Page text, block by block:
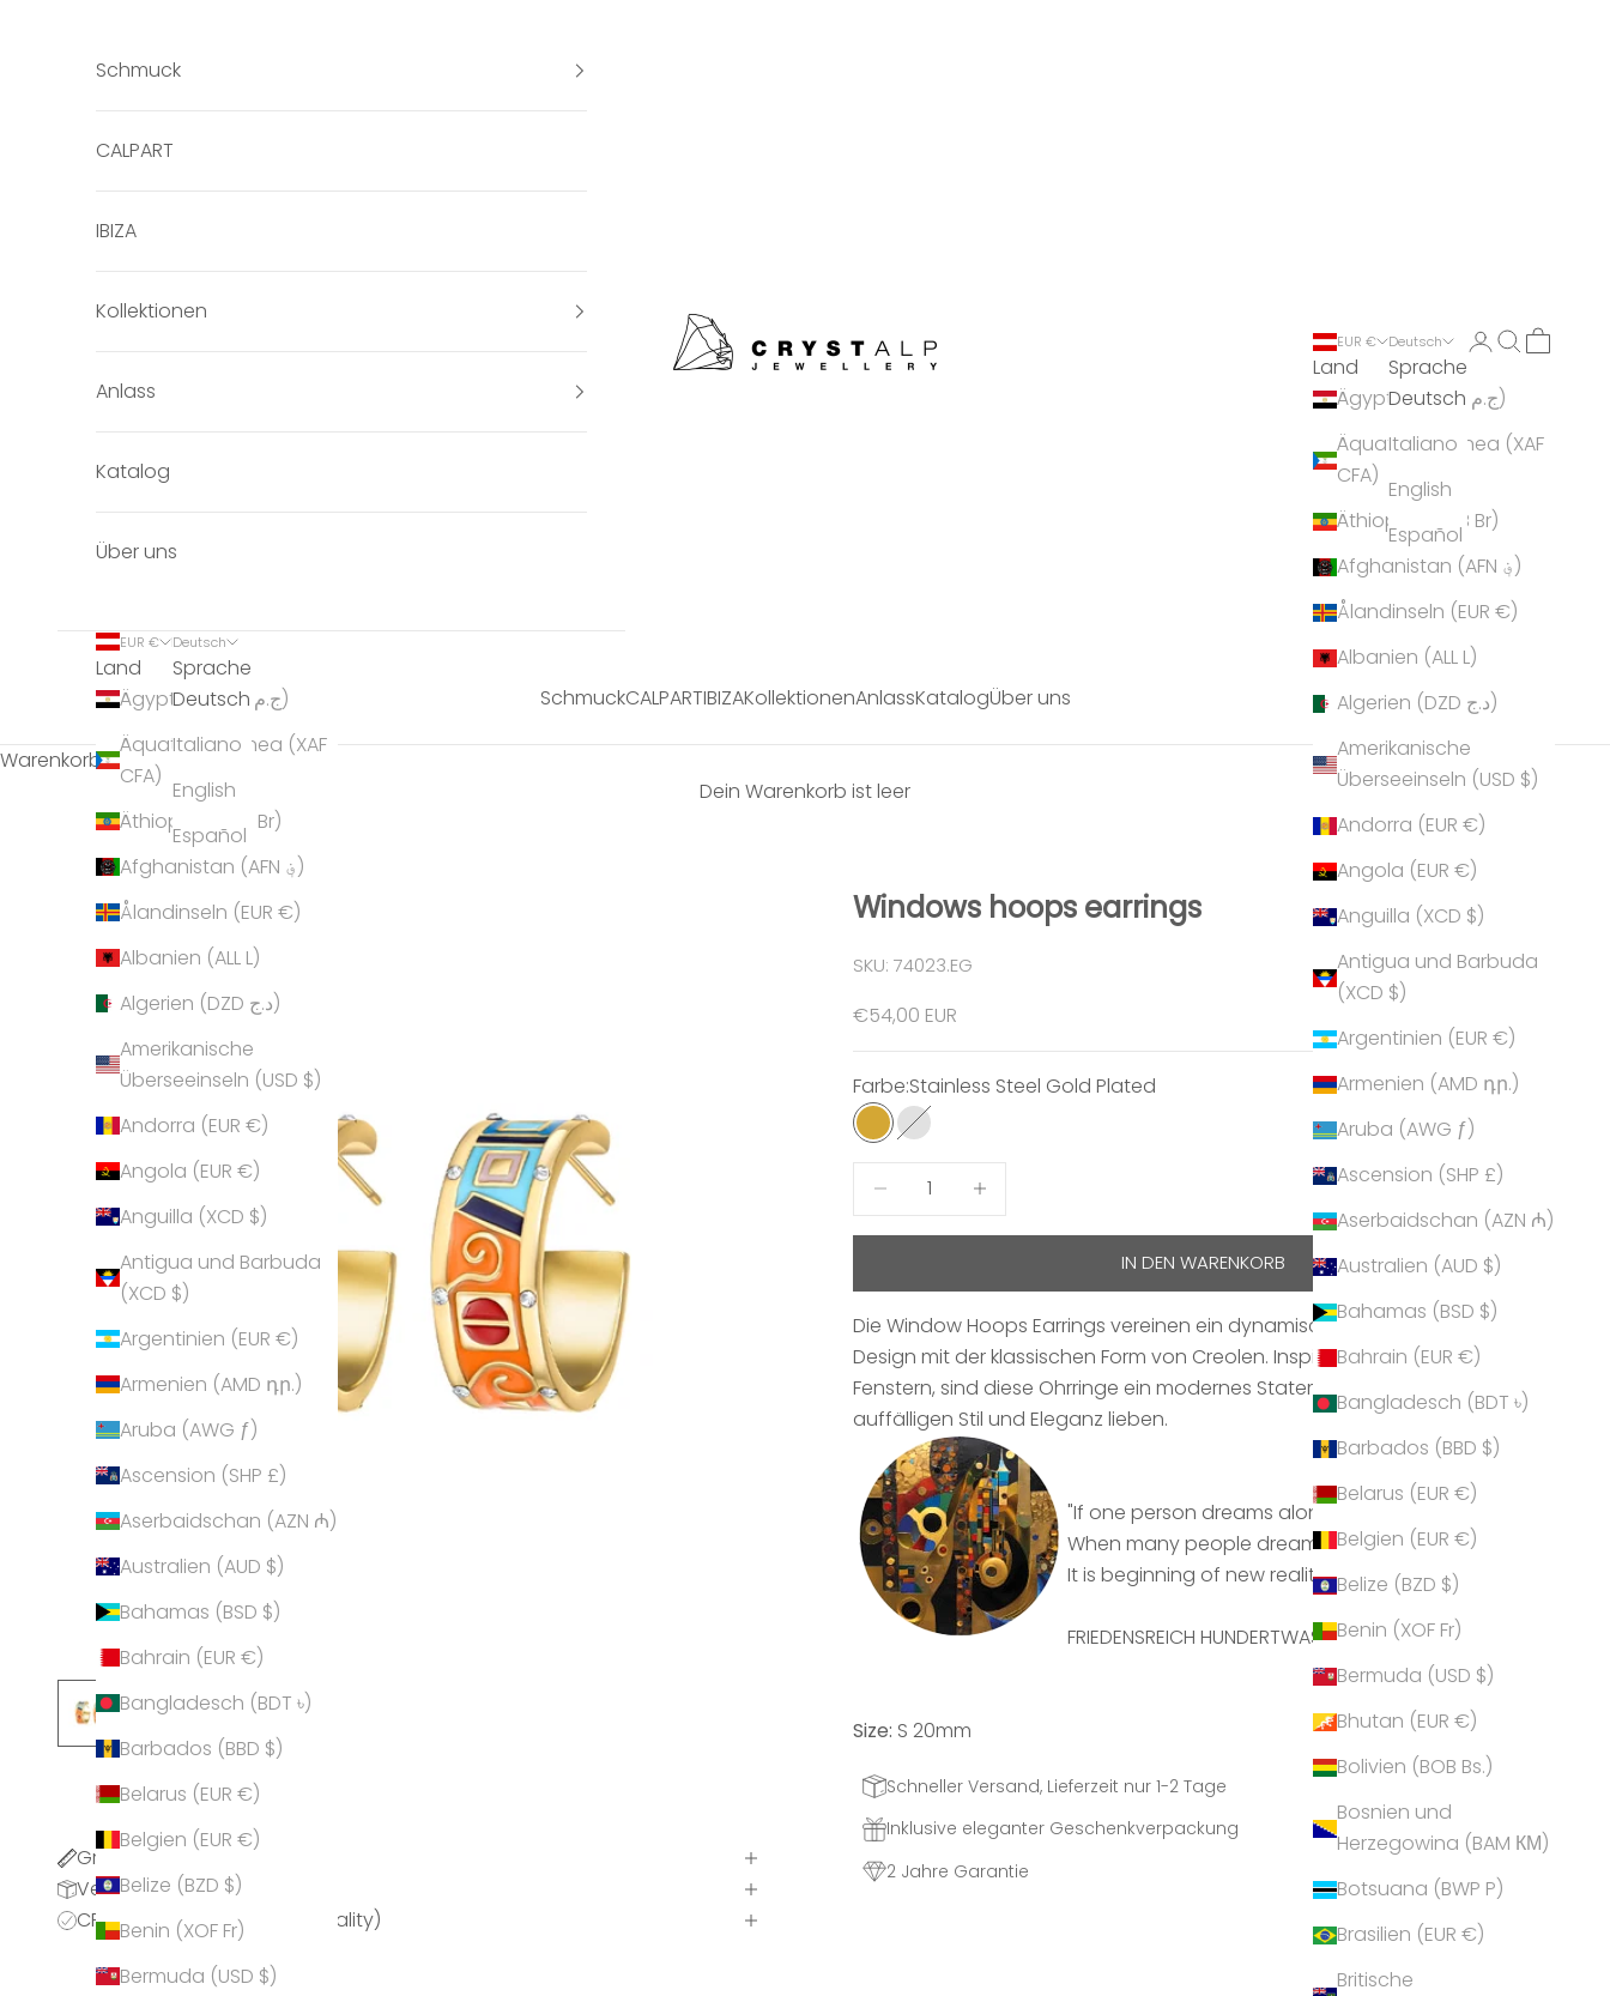
crystalpjewelry
SchmuckCALPARTIBIZAKollektionenAnlassKatalogÜber uns
EUR €
Land
Ägypten (EGP ج.م)
Äquatorialguinea (XAF
CFA)
Äthiopien (ETB Br)
Afghanistan (AFN ؋)
Ålandinseln (EUR €)
Albanien (ALL L)
Algerien (DZD د.ج)
Amerikanische
Überseeinseln (USD $)
Andorra (EUR €)
Angola (EUR €)
Anguilla (XCD $)
Antigua und Barbuda
(XCD $)
Argentinien (EUR €)
Armenien (AMD դր.)
Aruba (AWG ƒ)
Ascension (SHP £)
Aserbaidschan (AZN ₼)
Australien (AUD $)
Bahamas (BSD $)
Bahrain (EUR €)
Bangladesch (BDT ৳)
Barbados (BBD $)
Belarus (EUR €)
Belgien (EUR €)
Belize (BZD $)
Benin (XOF Fr)
Bermuda (USD $)
Bhutan (EUR €)
Bolivien (BOB Bs.)
Bosnien und
Herzegowina (BAM КМ)
Botsuana (BWP P)
Brasilien (EUR €)
Britische
Deutsch
Sprache
Deutsch
Italiano
English
Español
Anmelden
Suchen
Schmuck
CALPART
IBIZA
Kollektionen
Anlass
Katalog
Über uns
EUR €
Land
Ägypten (EGP ج.م)
Äquatorialguinea (XAF
CFA)
Äthiopien (ETB Br)
Afghanistan (AFN ؋)
Ålandinseln (EUR €)
Albanien (ALL L)
Algerien (DZD د.ج)
Amerikanische
Überseeinseln (USD $)
Andorra (EUR €)
Angola (EUR €)
Anguilla (XCD $)
Antigua und Barbuda
(XCD $)
Argentinien (EUR €)
Armenien (AMD դր.)
Aruba (AWG ƒ)
Ascension (SHP £)
Aserbaidschan (AZN ₼)
Australien (AUD $)
Bahamas (BSD $)
Bahrain (EUR €)
Bangladesch (BDT ৳)
Barbados (BBD $)
Belarus (EUR €)
Belgien (EUR €)
Belize (BZD $)
Benin (XOF Fr)
Bermuda (USD $)
Deutsch
Sprache
Deutsch
Italiano
English
Español
Warenkorb
Dein Warenkorb ist leer
Windows hoops earrings
SKU: 74023.EG
Angebot
€54,00 EUR
Farbe:Stainless Steel Gold Plated
Stainless Steel Gold Plated
Stainless Steel
Anzahl verringernAnzahl erhöhen
IN DEN WARENKORB
Die Window Hoops Earrings vereinen ein dynamisches, farbenfrohes
Design mit der klassischen Form von Creolen. Inspiriert von kunstvollen
Fenstern, sind diese Ohrringe ein modernes Statement für alle, die
auffälligen Stil und Eleganz lieben.
"If one person dreams alone... It is only a dream.
When many people dream together...
It is beginning of new reality".
FRIEDENSREICH HUNDERTWASSER
Size: S 20mm
Schneller Versand, Lieferzeit nur 1-2 Tage
Inklusive eleganter Geschenkverpackung
2 Jahre Garantie
Größentabelle
Versandinformationen
CPQ (CRYSTALP Premium Quality)